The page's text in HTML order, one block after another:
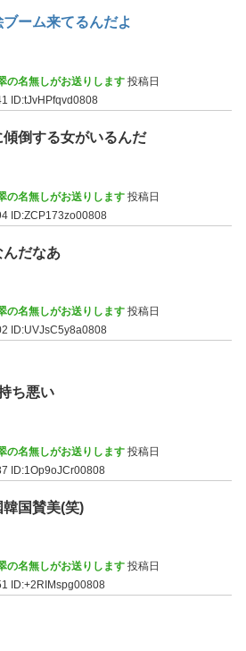
ーム来てるんだよ
の名無しがお送りします 投稿日
ID:tJvHPfqvd0808
倒する女がいるんだ
の名無しがお送りします 投稿日
ID:ZCP173zo00808
んだなあ
の名無しがお送りします 投稿日
ID:UVJsC5y8a0808
ち悪い
の名無しがお送りします 投稿日
ID:1Op9oJCr00808
国賛美(笑)
の名無しがお送りします 投稿日
ID:+2RIMspg00808